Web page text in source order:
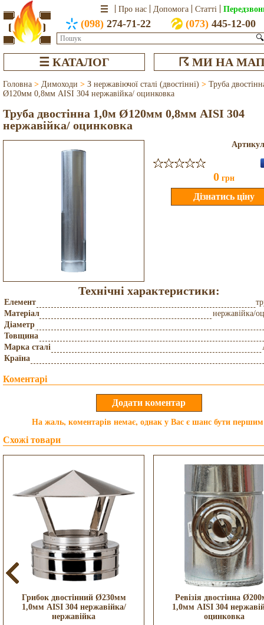
Про нас Допомога Статті
(098) 274-71-22 (073)445-12-00
🔍
☰ КАТАЛОГ ☈ МИ НА
Головна > Димоходи > З нержавіючої сталі (двостінні) > Труба
Ø120мм 0,8мм AISI 304 нержавійка/ оцинковка
Труба двостінна 1,0м Ø120мм 0,8мм AISI 304
нержавійка/ оцинковка
0 грн
Технічні характеристики:
Елемент
Матеріал
нержавійка/
Діаметр
Товщина
Марка сталі
Країна
Коментарі
На жаль, коментарів немає, однак у Вас є шанс бути
Схожі товари
Грибок двостінний Ø230мм
1,0мм AISI 304 нержавійка/
нержавійка
Ревізія двостінна
1,0мм AISI 304
оцинковка